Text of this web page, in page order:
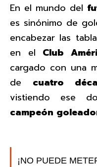
En el mundo del
es sinónimo de
encabezar las
en el Club
cargado con una
de cuatro
vistiendo ese
campeón
¡NO PUEDE